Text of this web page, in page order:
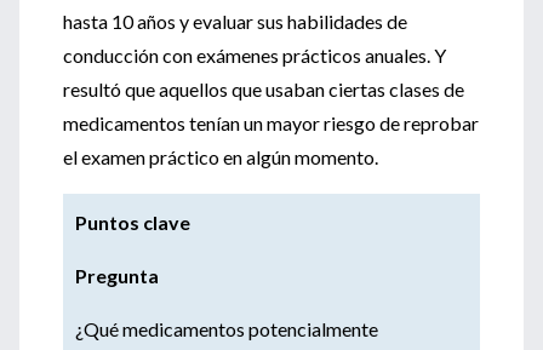
hasta 10 años y evaluar sus habilidades de
conducción con exámenes prácticos anuales. Y
resultó que aquellos que usaban ciertas clases de
medicamentos tenían un mayor riesgo de reprobar
el examen práctico en algún momento.
Puntos clave
Pregunta
¿Qué medicamentos potencialmente